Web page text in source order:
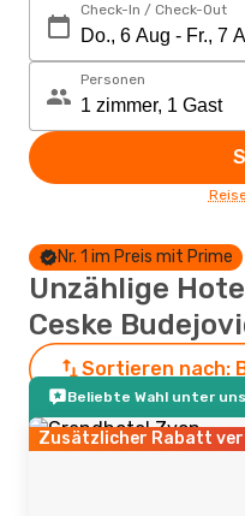
Check-In / Check-Out
Personen
Nr. 1 im Preis mit Prime
Unzählige
Ceske
Sortieren nach:
Beliebte Wahl unter
Zusätzlicher Rabatt